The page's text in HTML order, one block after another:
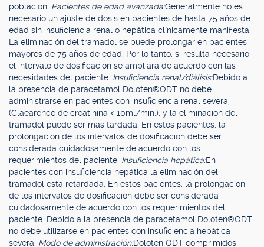
población. Pacientes de edad avanzada:Generalmente no es
necesario un ajuste de dosis en pacientes de hasta 75 años de
edad sin insuficiencia renal o hepática clínicamente manifiesta.
La eliminación del tramadol se puede prolongar en pacientes
mayores de 75 años de edad. Por lo tanto, si resulta necesario,
el intervalo de dosificación se ampliará de acuerdo con las
necesidades del paciente. Insuficiencia renal/diálisis:Debido a
la presencia de paracetamol Doloten®ODT no debe
administrarse en pacientes con insuficiencia renal severa,
(Claearence de creatinina < 10ml/min.), y la eliminación del
tramadol puede ser más tardada. En estos pacientes, la
prolongación de los intervalos de dosificación debe ser
considerada cuidadosamente de acuerdo con los
requerimientos del paciente. Insuficiencia hepática:En
pacientes con insuficiencia hepática la eliminación del
tramadol está retardada. En estos pacientes, la prolongación
de los intervalos de dosificación debe ser considerada
cuidadosamente de acuerdo con los requerimientos del
paciente. Debido a la presencia de paracetamol Doloten®ODT
no debe utilizarse en pacientes con insuficiencia hepática
severa. Modo de administración:Doloten ODT comprimidos